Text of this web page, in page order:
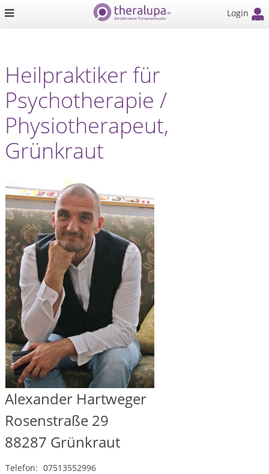
Login
Heilpraktiker für
Psychotherapie /
Physiotherapeut,
Grünkraut
Alexander Hartweger
Rosenstraße 29
88287 Grünkraut
Telefon: 07513552996